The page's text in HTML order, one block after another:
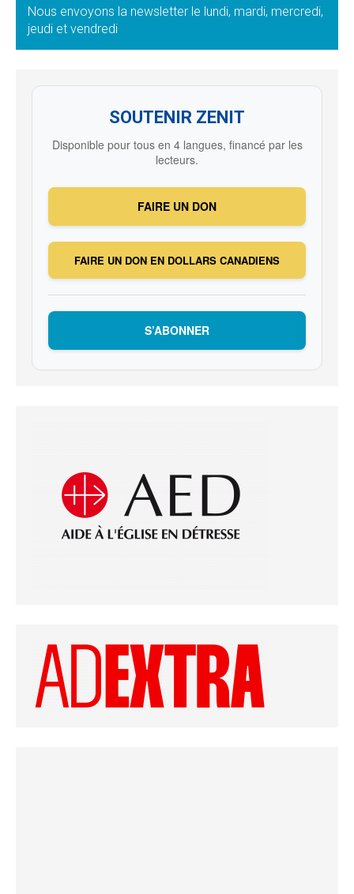
Nous envoyons la newsletter le lundi, mardi, mercredi,
jeudi et vendredi
SOUTENIR ZENIT
Disponible pour tous en 4 langues, financé par les
lecteurs.
FAIRE UN DON
FAIRE UN DON EN DOLLARS CANADIENS
S’ABONNER